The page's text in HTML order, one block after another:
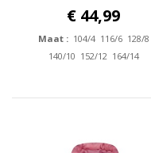
€ 44,99
Maat : 104/4 116/6 128/8
140/10 152/12 164/14